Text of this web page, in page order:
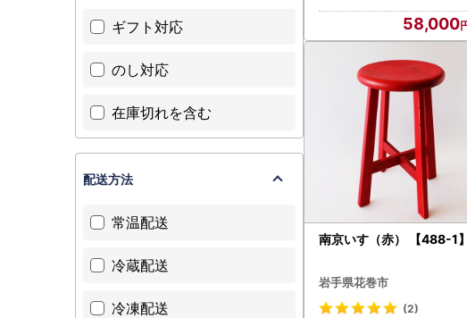
58,000
南京いす（赤） 【488-1】
岩手県花巻市
(2)
ギフト対応
のし対応
在庫切れを含む
配送方法
常温配送
冷蔵配送
冷凍配送